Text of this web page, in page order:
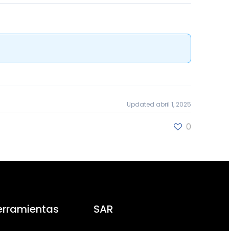
Updated abril 1, 2025
0
SAR